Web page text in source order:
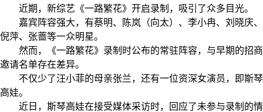
近期，新综艺《一路繁花》开启录制，吸引了众多目光。
嘉宾阵容强大，有蔡明、陈岚（向太）、李小冉、刘晓庆、
倪萍、张蔷等一众明星。
然而，《一路繁花》录制时公布的常驻阵容，与早期的招商
邀请名单存在差异。
不仅少了汪小菲的母亲张兰，还有一位资深女演员，即斯琴
高娃。
近日，斯琴高娃在接受媒体采访时，回应了未参与录制的情